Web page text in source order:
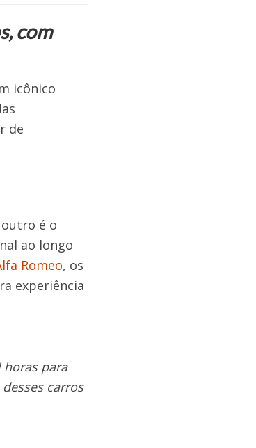
com
icônico
de
é o
ao longo
Romeo, os
experiência
para
carros